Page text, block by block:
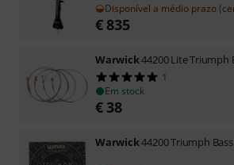
Disponível a médio prazo
€ 835
Warwick44200 Lite Triumph
1
Em stock
€ 38
Warwick44200 Triumph